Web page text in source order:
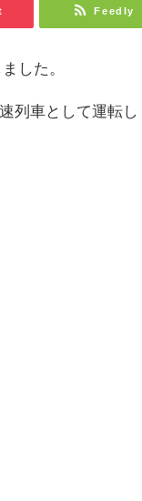
Feedly
した。
列車として運転し